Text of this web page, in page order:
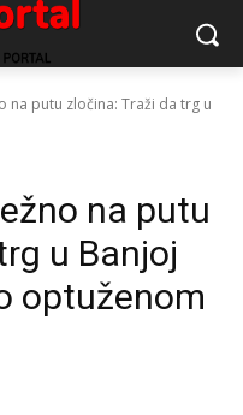
na putu zločina: Traži da trg u
na putu
u Banjoj
optuženom